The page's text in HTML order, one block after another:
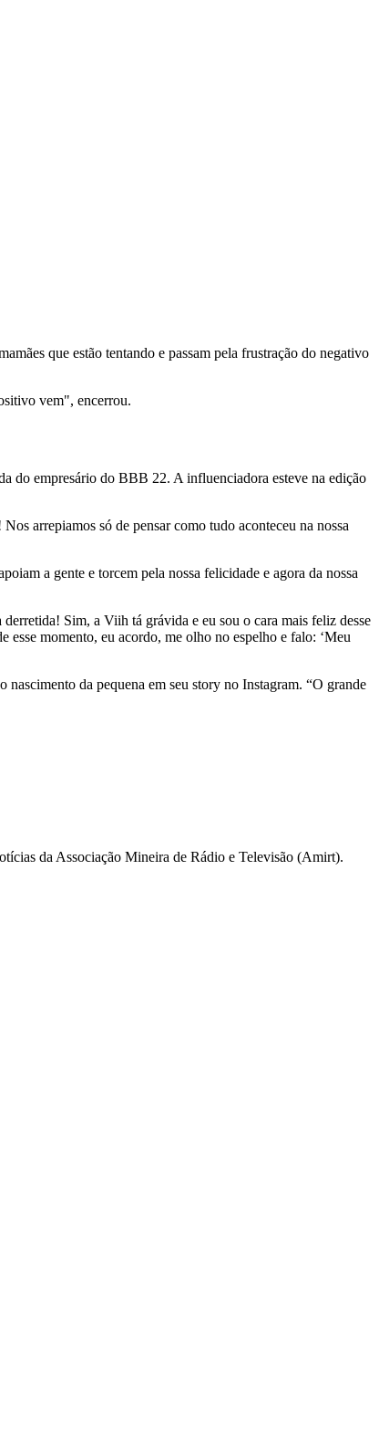
que estão tentando e passam pela frustração do negativo
vem", encerrou.
do empresário do BBB 22. A influenciadora esteve na edição
arrepiamos só de pensar como tudo aconteceu na nossa
a gente e torcem pela nossa felicidade e agora da nossa
Sim, a Viih tá grávida e eu sou o cara mais feliz desse
esse momento, eu acordo, me olho no espelho e falo: ‘Meu
da pequena em seu story no Instagram. “O grande
da Associação Mineira de Rádio e Televisão (Amirt).